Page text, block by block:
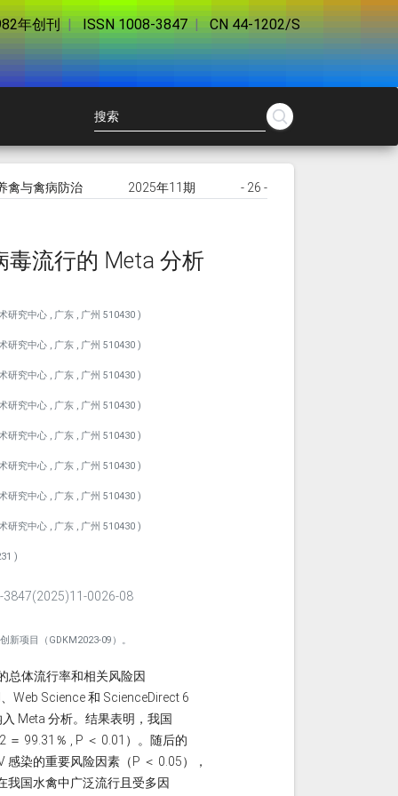
年创刊 | ISSN 1008-3847 | CN 44-1202/S
禽与禽病防治 2025年11期 - 26 -
毒流行的 Meta 分析
研究中心 , 广东 , 广州 510430 )
研究中心 , 广东 , 广州 510430 )
研究中心 , 广东 , 广州 510430 )
研究中心 , 广东 , 广州 510430 )
研究中心 , 广东 , 广州 510430 )
研究中心 , 广东 , 广州 510430 )
研究中心 , 广东 , 广州 510430 )
研究中心 , 广东 , 广州 510430 )
)
3847(2025)11-0026-08
项目（GDKM2023-09）。
总体流行率和相关风险因
Web Science 和 ScienceDirect 6
Meta 分析。结果表明，我国
＝ 99.31％ , P ＜ 0.01）。随后的
染的重要风险因素（P ＜ 0.05），
我国水禽中广泛流行且受多因